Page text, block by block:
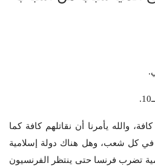
كافة، والله يأمرنا أن نقاتلهم كافة كما
في كل شعب، وهل هناك دولة إسلامية
تضرب فرنسا حتى ينتظر الفرنسيون